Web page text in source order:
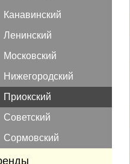
Канавинский
Ленинский
Московский
Нижегородский
Приокский
Советский
Сормовский